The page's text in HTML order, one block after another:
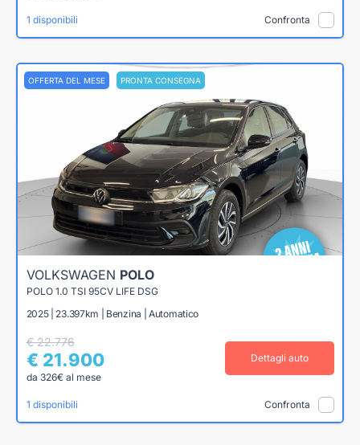
1 disponibili Confronta
OFFERTA DEL MESE PRONTA CONSEGNA
VOLKSWAGEN POLO
POLO 1.0 TSI 95CV LIFE DSG
2025 | 23.397km | Benzina | Automatico
€ 22.776
€ 21.900
da 326€ al mese
Dettagli auto
1 disponibili Confronta